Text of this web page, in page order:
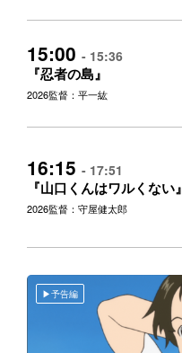
15:00 - 15:36
『忍者の島』
2026監督：平一紘
16:15 - 17:51
『山口くんはワルくない』
2026監督：守屋健太郎
予告編